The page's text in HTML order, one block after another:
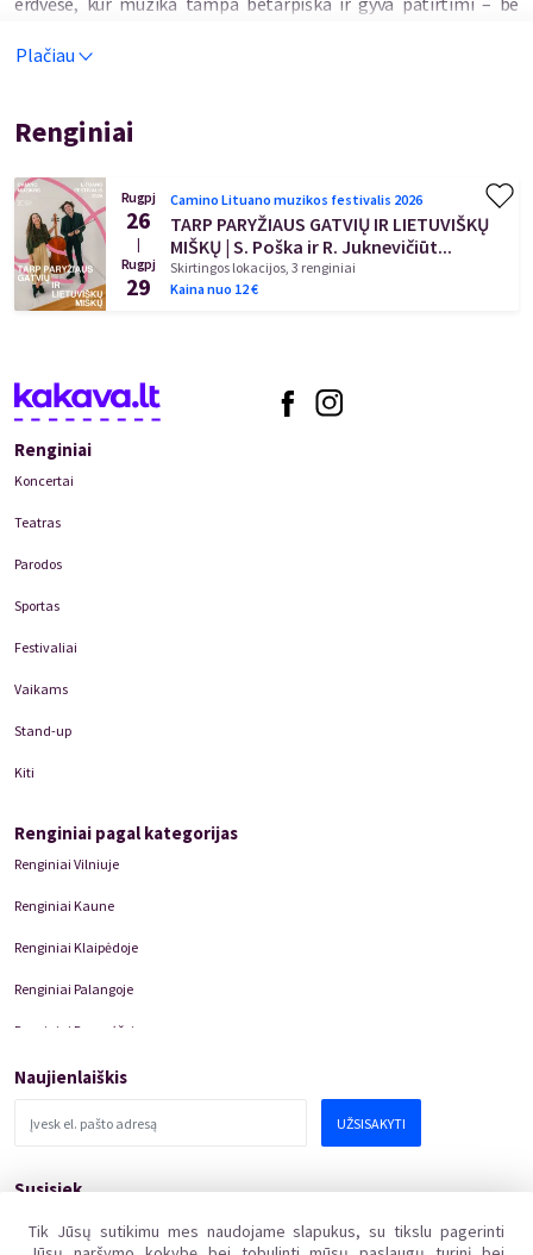
keliaujant.“, – sako festivalio įkūrėjos Rugilė ir Lina.
2026 metų festivalio programoje – koncertai nuo klasikinės
muzikos iki džiazo, popmuzikos ir improvizacijų su atlikėjais iš
Lietuvos, Italijos ir Vokietijos.
Projektą finansuoja Lietuvos kultūros taryba ir Sauliaus Karoso
paramos ir labdaros fondas.
Plačiau
Renginiai
Rugpj
26
|
Rugpj
29
Camino Lituano muzikos festivalis 2026
TARP PARYŽIAUS GATVIŲ IR LIETUVIŠKŲ
MIŠKŲ | S. Poška ir R. Juknevičiūt...
Skirtingos lokacijos, 3 renginiai
Kaina nuo 12€
Tik Jūsų sutikimu mes naudojame slapukus, su tikslu pagerinti
Renginiai
Koncertai
Teatras
Parodos
Sportas
Festivaliai
Vaikams
Stand-up
Kiti
Renginiai pagal kategorijas
Renginiai Vilniuje
Renginiai Kaune
Renginiai Klaipėdoje
Renginiai Palangoje
Renginiai Panevėžyje
Domino Teatro Spektakliai
Naujienlaiškis
UŽSISAKYTI
Susisiek